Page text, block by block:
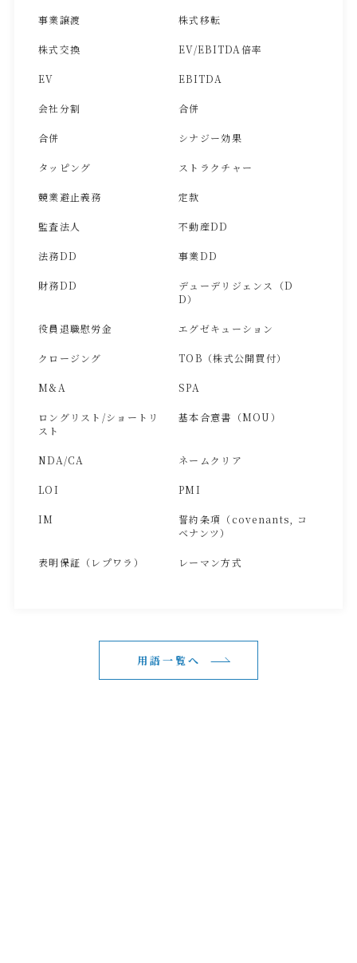
事業譲渡 株式移転
株式交換 EV/EBITDA倍率
EV EBITDA
会社分割 合併
合併 シナジー効果
タッピング ストラクチャー
競業避止義務 定款
監査法人 不動産DD
法務DD 事業DD
財務DD
デューデリジェンス（D
D）
役員退職慰労金 エグゼキューション
クロージング TOB（株式公開買付）
M&A SPA
ロングリスト/ショートリ
スト
基本合意書（MOU）
NDA/CA ネームクリア
LOI PMI
IM
誓約条項（covenants, コ
ベナンツ）
表明保証（レプワラ） レーマン方式
用語一覧へ